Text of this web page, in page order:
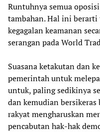
Runtuhnya semua
tambahan. Hal ini berarti
kegagalan keamanan
serangan pada World
Suasana ketakutan dan
pemerintah untuk
untuk, paling sedikinya
dan kemudian bersikeras
rakyat mengharuskan
pencabutan hak-hak